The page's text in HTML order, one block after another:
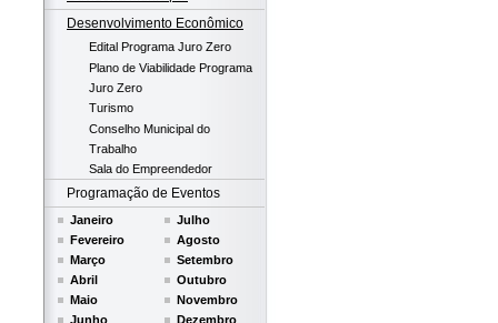
Desenvolvimento Econômico
Edital Programa Juro Zero
Plano de Viabilidade Programa
Juro Zero
Turismo
Conselho Municipal do
Trabalho
Sala do Empreendedor
Programação de Eventos
Janeiro
Fevereiro
Março
Abril
Maio
Junho
Julho
Agosto
Setembro
Outubro
Novembro
Dezembro